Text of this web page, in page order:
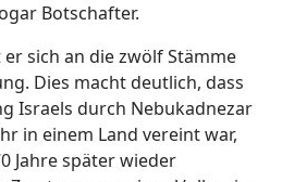
Botschafter.
sich an die zwölf Stämme
Dies macht deutlich, dass
Israels durch Nebukadnezar
in einem Land vereint war,
Jahre später wieder